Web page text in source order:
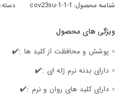
شناسه محصول: cov23su-1-1-1 دسته:
پوشش و محافظت از کلید ها :
✔️
دارای بدنه نرم ژله ای :
✔️
دارای کلید های روان و نرم :
✔️